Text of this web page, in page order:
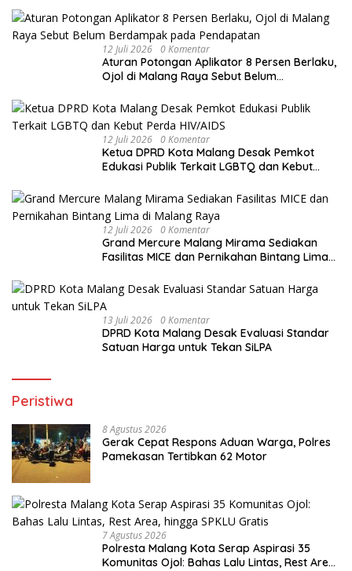
12 Juli 2026 0 Komentar
Aturan Potongan Aplikator 8 Persen Berlaku,
Ojol di Malang Raya Sebut Belum
12 Juli 2026 0 Komentar
Ketua DPRD Kota Malang Desak Pemkot
Edukasi Publik Terkait LGBTQ dan Kebut
12 Juli 2026 0 Komentar
Grand Mercure Malang Mirama Sediakan
Fasilitas MICE dan Pernikahan Bintang Lima
13 Juli 2026 0 Komentar
DPRD Kota Malang Desak Evaluasi Standar
Satuan Harga untuk Tekan SiLPA
Peristiwa
8 Agustus 2026
Gerak Cepat Respons Aduan Warga, Polres
Pamekasan Tertibkan 62 Motor
7 Agustus 2026
Polresta Malang Kota Serap Aspirasi 35
Komunitas Ojol: Bahas Lalu Lintas, Rest Area,